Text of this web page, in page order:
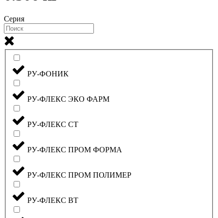
Серия
РУ-ФОНИК
РУ-ФЛЕКС ЭКО ФАРМ
РУ-ФЛЕКС СТ
РУ-ФЛЕКС ПРОМ ФОРМА
РУ-ФЛЕКС ПРОМ ПОЛИМЕР
РУ-ФЛЕКС ВТ